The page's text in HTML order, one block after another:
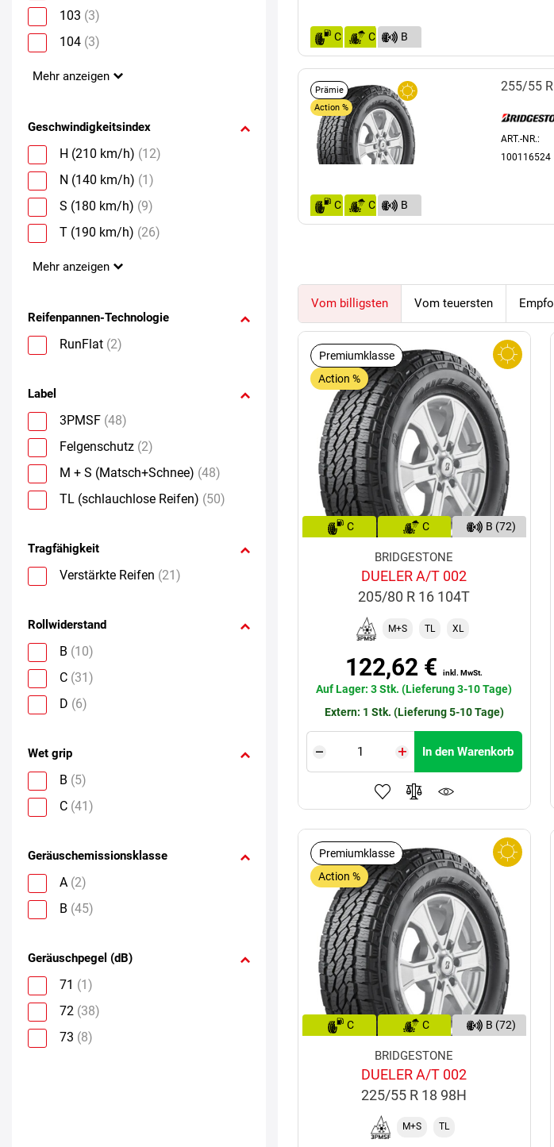
103 (3)
104 (3)
Mehr anzeigen
Geschwindigkeitsindex
H (210 km/h) (12)
N (140 km/h) (1)
S (180 km/h) (9)
T (190 km/h) (26)
Mehr anzeigen
Reifenpannen-Technologie
RunFlat (2)
Label
3PMSF (48)
Felgenschutz (2)
M + S (Matsch+Schnee) (48)
TL (schlauchlose Reifen) (50)
Tragfähigkeit
Verstärkte Reifen (21)
Rollwiderstand
B (10)
C (31)
D (6)
Wet grip
B (5)
C (41)
Geräuschemissionsklasse
A (2)
B (45)
Geräuschpegel (dB)
71 (1)
72 (38)
73 (8)
C C
B
(72)
Prämie
Action %
C C
B
(72)
255/55
ART.-NR.:
100116524
Vom billigsten Vom teuersten
Premiumklasse
Action %
C C B (72)
BRIDGESTONE
DUELER A/T 002
205/80 R 16 104T
M+S TL XL
122,62 €inkl. MwSt.
Auf Lager: 3 Stk. (Lieferung 3-10 Tage)
Extern: 1 Stk. (Lieferung 5-10 Tage)
In den Warenkorb
Premiumklasse
Action %
C C B (72)
BRIDGESTONE
DUELER A/T 002
225/55 R 18 98H
M+S TL